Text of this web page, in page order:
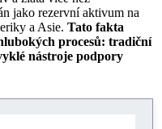
strategie
podnikání
jako rezervní aktivum na
a Asie. Tato fakta
procesů: tradiční
nástroje podpory